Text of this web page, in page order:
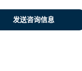
发送咨询信息